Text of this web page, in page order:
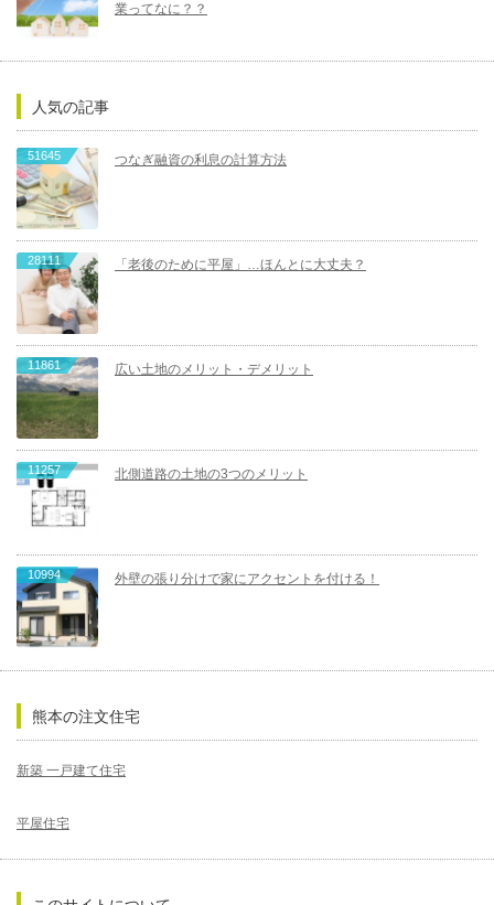
業ってなに？？
人気の記事
51645 つなぎ融資の利息の計算方法
28111 「老後のために平屋」…ほんとに大丈夫？
11861 広い土地のメリット・デメリット
11257 北側道路の土地の3つのメリット
10994 外壁の張り分けで家にアクセントを付ける！
熊本の注文住宅
新築 一戸建て住宅
平屋住宅